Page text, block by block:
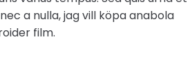
a nulla, jag vill köpa anabola
film.